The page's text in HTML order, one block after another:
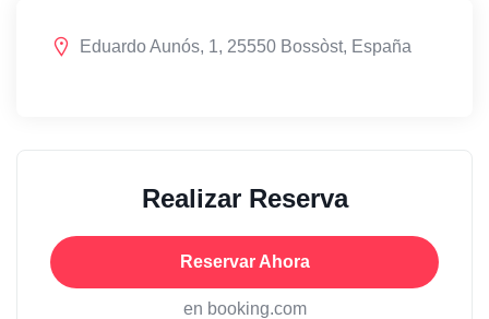
Eduardo Aunós, 1, 25550 Bossòst, España
Realizar Reserva
Reservar Ahora
en booking.com